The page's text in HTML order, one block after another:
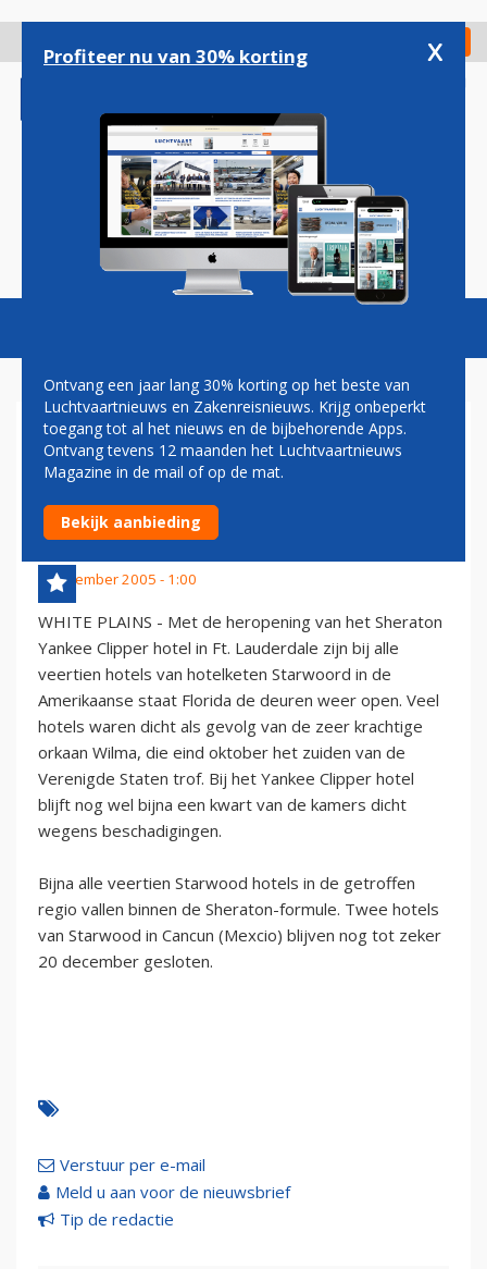
gaan
Check in
Magazine Podcasts Vacatures
STARWOORD HOTELS IN
FLORIDA WEER HEROPEND NA
ORKAAN WILMA
4 november 2005 - 1:00
WHITE PLAINS - Met de heropening van het Sheraton
Yankee Clipper hotel in Ft. Lauderdale zijn bij alle
veertien hotels van hotelketen Starwoord in de
Amerikaanse staat Florida de deuren weer open. Veel
hotels waren dicht als gevolg van de zeer krachtige
orkaan Wilma, die eind oktober het zuiden van de
Verenigde Staten trof. Bij het Yankee Clipper hotel
blijft nog wel bijna een kwart van de kamers dicht
wegens beschadigingen.
Bijna alle veertien Starwood hotels in de getroffen
regio vallen binnen de Sheraton-formule. Twee hotels
van Starwood in Cancun (Mexcio) blijven nog tot zeker
20 december gesloten.
Verstuur per e-mail
Meld u aan voor de nieuwsbrief
Tip de redactie
Profiteer nu van 30% korting x
Ontvang een jaar lang 30% korting op het beste van
Luchtvaartnieuws en Zakenreisnieuws. Krijg onbeperkt
toegang tot al het nieuws en de bijbehorende Apps.
Ontvang tevens 12 maanden het Luchtvaartnieuws
Magazine in de mail of op de mat.
Bekijk aanbieding